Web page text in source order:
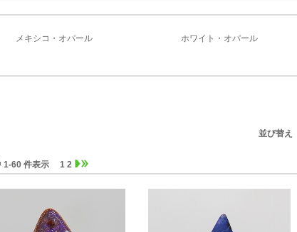
メキシコ・オパール ホワイト・オパール
並び替え
1-60 件表示 1 2